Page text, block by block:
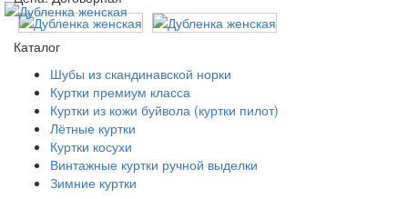
Каталог
Шубы из скандинавской норки
Куртки премиум класса
Куртки из кожи буйвола (куртки пилот)
Лётные куртки
Куртки косухи
Винтажные куртки ручной выделки
Зимние куртки